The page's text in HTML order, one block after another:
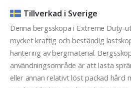
Tillverkad i Sverige
Denna bergsskopa i Extreme Duty-
mycket kraftig och beständig
hantering av bergmaterial.
användningsområde är att lasta
eller annan relativt löst packad hård